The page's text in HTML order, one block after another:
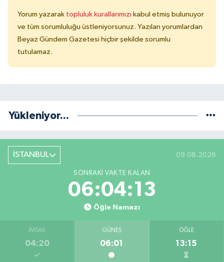
Yorum yazarak topluluk kurallarımızı kabul etmiş bulunuyor
ve tüm sorumluluğu üstleniyorsunuz. Yazılan yorumlardan
Beyaz Gündem Gazetesi hiçbir şekilde sorumlu
tutulamaz.
Yükleniyor...
İSTANBUL 09.08.2026
SONRAKI VAKTE KALAN
06:04:12
Öğle Namazı
İMSAK
04:20
GÜNEŞ
06:01
ÖĞLE
13:15